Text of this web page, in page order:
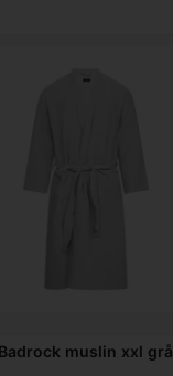
muslin xxl grå